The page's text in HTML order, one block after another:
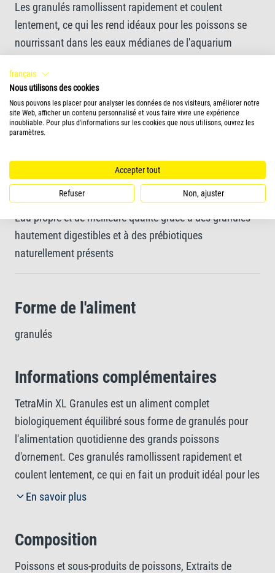
Les granulés ramollissent rapidement et coulent
lentement, ce qui les rend idéaux pour les poissons se
nourrissant dans les eaux médianes de l'aquarium
Formule BioActive, pour renforcer les défenses
immunitaires
avec un mélange de protéines parfaitement adapté qui
garantit une croissance optimale
Eau propre et de meilleure qualité grâce à des granulés
hautement digestibles et à des prébiotiques
naturellement présents
Forme de l'aliment
granulés
Informations complémentaires
TetraMin XL Granules est un aliment complet
biologiquement équilibré sous forme de granulés pour
l'alimentation quotidienne des grands poissons
d'ornement. Ces granulés ramollissent rapidement et
coulent lentement, ce qui en fait un produit idéal pour les
poissons se nourrissant dans les eaux médianes de
poissons et à améliorer l'assimilation des aliments. Ces
granulés garantissent la croissance saine et la vitalité
En savoir plus
Composition
Poissons et sous-produits de poissons, Extraits de
français
Nous utilisons des cookies
Nous pouvons les placer pour analyser les données de nos visiteurs, améliorer notre
site Web, afficher un contenu personnalisé et vous faire vivre une expérience
inoubliable. Pour plus d'informations sur les cookies que nous utilisons, ouvrez les
paramètres.
Accepter tout
Refuser Non, ajuster